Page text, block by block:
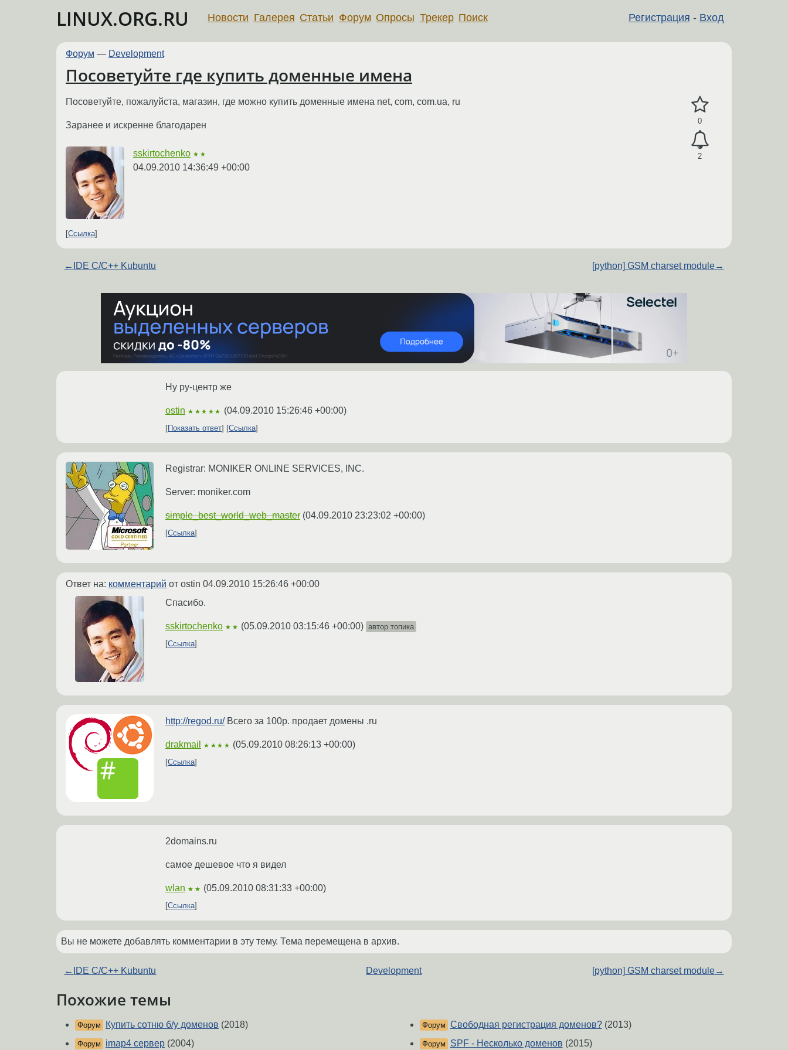
LINUX.ORG.RU Регистрация - Вход
Новости Галерея Статьи Форум Опросы Трекер Поиск
Форум — Development
Посоветуйте где купить доменные имена
0
2
Посоветуйте, пожалуйста, магазин, где можно купить доменные имена net, com, com.ua, ru
Заранее и искренне благодарен
sskirtochenko ★★
04.09.2010 14:36:49 +00:00
Ссылка
← IDE C/C++ Kubuntu [python] GSM charset module→
Ну ру-центр же
ostin ★★★★★ (04.09.2010 15:26:46 +00:00)
Показать ответ Ссылка
Registrar: MONIKER ONLINE SERVICES, INC.
Server: moniker.com
simple_best_world_web_master (04.09.2010 23:23:02 +00:00)
Ссылка
Ответ на: комментарий от ostin 04.09.2010 15:26:46 +00:00
Спасибо.
sskirtochenko ★★ (05.09.2010 03:15:46 +00:00) автор топика
Ссылка
http://regod.ru/Всего за 100р. продает домены .ru
drakmail ★★★★ (05.09.2010 08:26:13 +00:00)
Ссылка
2domains.ru
самое дешевое что я видел
wlan ★★ (05.09.2010 08:31:33 +00:00)
Ссылка
Вы не можете добавлять комментарии в эту тему. Тема перемещена в архив.
← IDE C/C++ Kubuntu Development [python] GSM charset module→
Похожие темы
Форум Купить сотню б/у доменов (2018)
Форум imap4 сервер (2004)
Форум Свободная регистрация доменов?(2013)
Форум SPF - Несколько доменов (2015)